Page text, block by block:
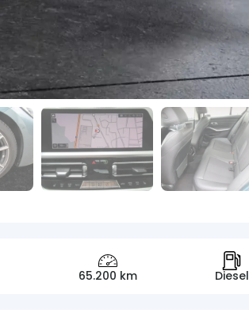
65.200 km Diesel